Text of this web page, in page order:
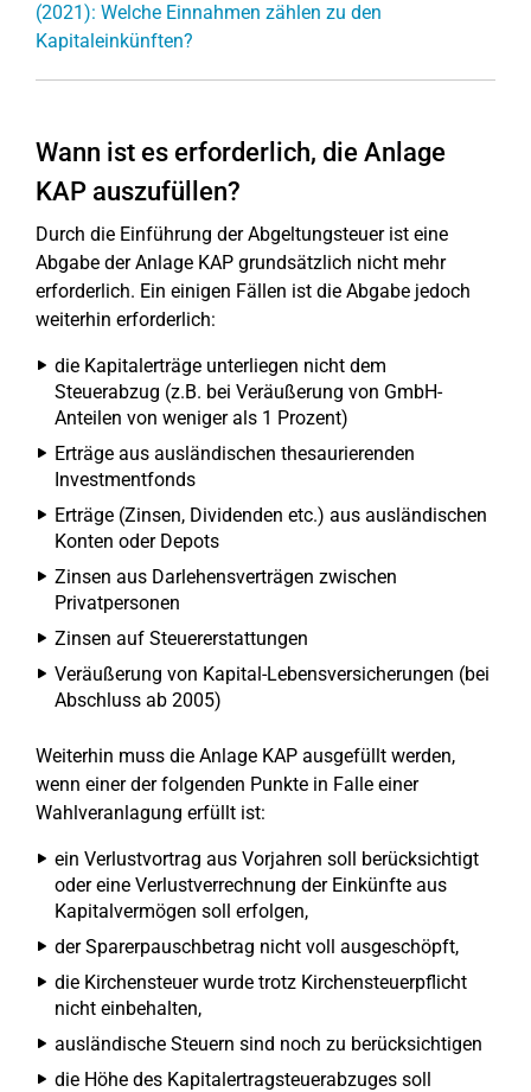
(2021): Welche Einnahmen zählen zu den
Kapitaleinkünften?
Wann ist es erforderlich, die Anlage
KAP auszufüllen?
Durch die Einführung der Abgeltungsteuer ist eine
Abgabe der Anlage KAP grundsätzlich nicht mehr
erforderlich. Ein einigen Fällen ist die Abgabe jedoch
weiterhin erforderlich:
die Kapitalerträge unterliegen nicht dem
Steuerabzug (z.B. bei Veräußerung von GmbH-
Anteilen von weniger als 1 Prozent)
Erträge aus ausländischen thesaurierenden
Investmentfonds
Erträge (Zinsen, Dividenden etc.) aus ausländischen
Konten oder Depots
Zinsen aus Darlehensverträgen zwischen
Privatpersonen
Zinsen auf Steuererstattungen
Veräußerung von Kapital-Lebensversicherungen (bei
Abschluss ab 2005)
Weiterhin muss die Anlage KAP ausgefüllt werden,
wenn einer der folgenden Punkte in Falle einer
Wahlveranlagung erfüllt ist:
ein Verlustvortrag aus Vorjahren soll berücksichtigt
oder eine Verlustverrechnung der Einkünfte aus
Kapitalvermögen soll erfolgen,
der Sparerpauschbetrag nicht voll ausgeschöpft,
die Kirchensteuer wurde trotz Kirchensteuerpflicht
nicht einbehalten,
ausländische Steuern sind noch zu berücksichtigen
die Höhe des Kapitalertragsteuerabzuges soll